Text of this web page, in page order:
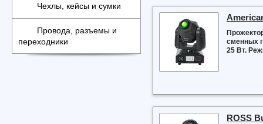
Чехлы, кейсы и сумки
Провода, разъемы и
переходники
сменных
25 Вт.
ROSS